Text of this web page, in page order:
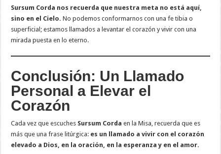
Sursum Corda nos recuerda que nuestra meta no está aquí,
sino en el Cielo. No podemos conformarnos con una fe tibia o
superficial; estamos llamados a levantar el corazón y vivir con una
mirada puesta en lo eterno.
Conclusión: Un Llamado
Personal a Elevar el
Corazón
Cada vez que escuches Sursum Corda en la Misa, recuerda que es
más que una frase litúrgica: es un llamado a vivir con el corazón
elevado a Dios, en la oración, en la esperanza y en el amor.